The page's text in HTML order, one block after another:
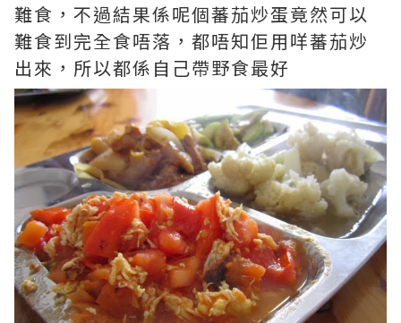
難食，不過結果係呢個蕃茄炒蛋竟然可以
難食到完全食唔落，都唔知佢用咩蕃茄炒
出來，所以都係自己帶野食最好